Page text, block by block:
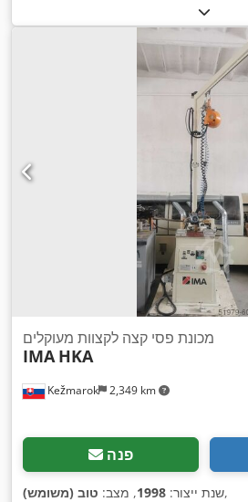
Kežmarok 2,349 km
מכונת פסי קצה לקצוות מעוקלים
IMA HKA
פנה
שנת ייצור: 1998, מצב: טוב (משומש) ,